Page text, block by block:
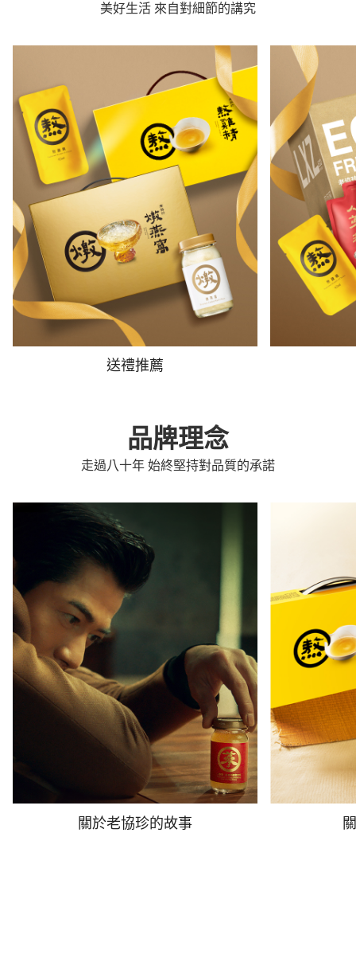
美好生活 來自對細節的講究
送禮推薦
品牌理念
走過八十年 始終堅持對品質的承諾
關於老協珍的故事